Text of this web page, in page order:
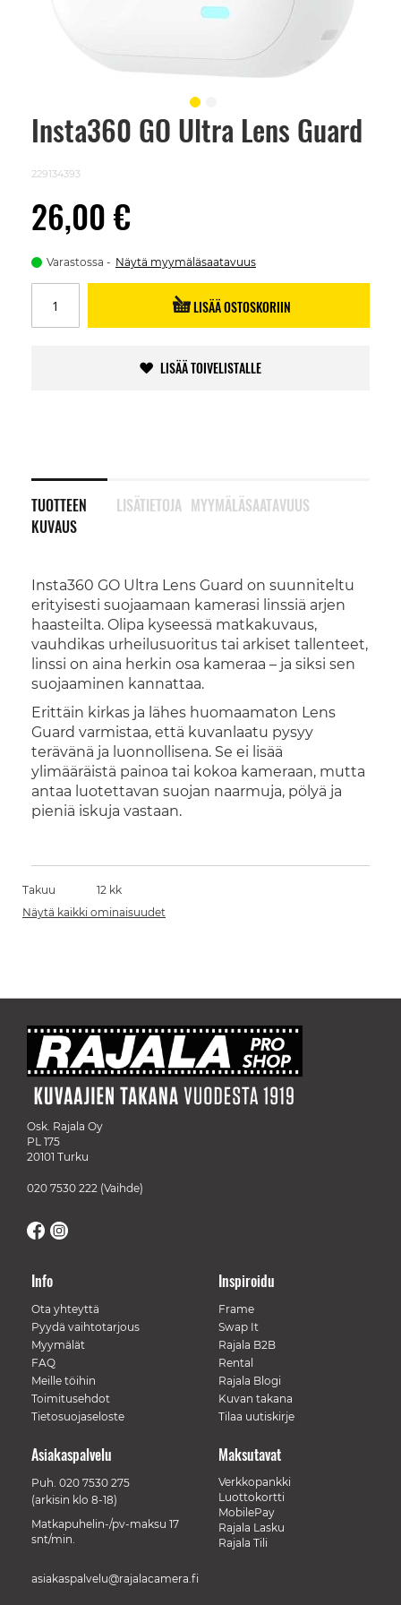
Insta360 GO Ultra Lens Guard
229134393
26,00 €
Varastossa Näytä myymäläsaatavuus
LISÄÄ OSTOSKORIIN
LISÄÄ TOIVELISTALLE
TUOTTEEN
KUVAUS
Insta360 GO Ultra Lens Guard on suunniteltu
erityisesti suojaamaan kamerasi linssiä arjen
haasteilta. Olipa kyseessä matkakuvaus,
vauhdikas urheilusuoritus tai arkiset tallenteet,
linssi on aina herkin osa kameraa – ja siksi sen
suojaaminen kannattaa.
Erittäin kirkas ja lähes huomaamaton Lens
Guard varmistaa, että kuvanlaatu pysyy
terävänä ja luonnollisena. Se ei lisää
ylimääräistä painoa tai kokoa kameraan, mutta
antaa luotettavan suojan naarmuja, pölyä ja
pieniä iskuja vastaan.
LISÄTIETOJA MYYMÄLÄSAATAVUUS
Skip
images
gallery
Takuu
12 kk
Näytä kaikki ominaisuudet
Osk. Rajala Oy
PL 175
20101 Turku
020 7530 222 (Vaihde)
Info
Ota yhteyttä
Pyydä vaihtotarjous
Myymälät
FAQ
Meille töihin
Toimitusehdot
Tietosuojaseloste
Inspiroidu
Frame
Swap It
Rajala B2B
Rental
Rajala Blogi
Kuvan takana
Tilaa uutiskirje
Maksutavat
Verkkopankki
Luottokortti
MobilePay
Rajala Lasku
Rajala Tili
Asiakaspalvelu
Puh. 020 7530 275
(arkisin klo 8-18)
Matkapuhelin-/pv-maksu 17
snt/min.
asiakaspalvelu@rajalacamera.fi